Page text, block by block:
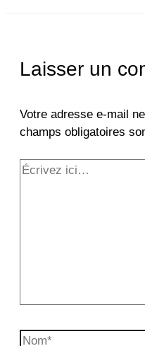
Laisser un
Votre adresse e-mail
champs obligatoires
Écrivez
Nom*